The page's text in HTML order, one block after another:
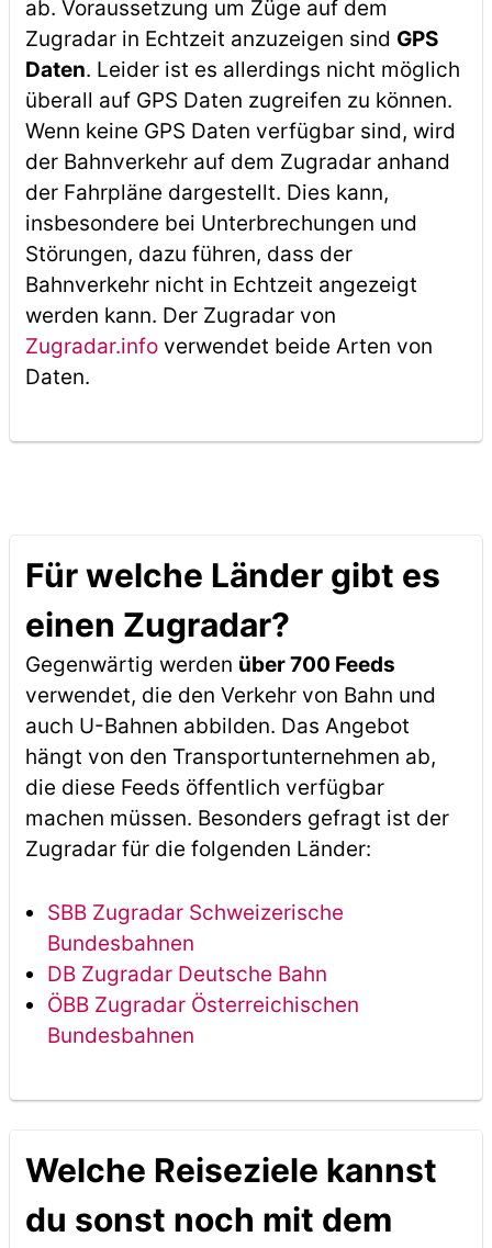
ab. Voraussetzung um Züge auf dem
Zugradar in Echtzeit anzuzeigen sind GPS
Daten. Leider ist es allerdings nicht möglich
überall auf GPS Daten zugreifen zu können.
Wenn keine GPS Daten verfügbar sind, wird
der Bahnverkehr auf dem Zugradar anhand
der Fahrpläne dargestellt. Dies kann,
insbesondere bei Unterbrechungen und
Störungen, dazu führen, dass der
Bahnverkehr nicht in Echtzeit angezeigt
werden kann. Der Zugradar von
Zugradar.infoverwendet beide Arten von
Daten.
Für welche Länder gibt es
einen Zugradar?
Gegenwärtig werden über 700 Feeds
verwendet, die den Verkehr von Bahn und
auch U-Bahnen abbilden. Das Angebot
hängt von den Transportunternehmen ab,
die diese Feeds öffentlich verfügbar
machen müssen. Besonders gefragt ist der
Zugradar für die folgenden Länder:
SBB Zugradar Schweizerische
Bundesbahnen
DB Zugradar Deutsche Bahn
ÖBB Zugradar Österreichischen
Bundesbahnen
Welche Reiseziele kannst
du sonst noch mit dem